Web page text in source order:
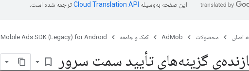
این صفحه به‌وسیله ترجمه شده است.
اصلی محصولات AdMob کمک و جامعه Mobile Ads SDK (Legacy) for Android
گزینه‌های تأیید سمت سرور bookmark_border